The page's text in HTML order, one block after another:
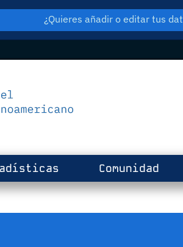
¿Quieres añadir o editar tus
Comunidad